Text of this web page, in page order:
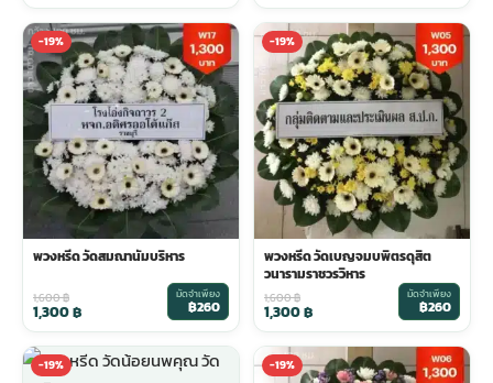
-19%
พวงหรีด วัดสมณานัมบริหาร
1,600฿
1,300฿
มัดจำเพียง
฿260
-19%
พวงหรีด วัดเบญจมบพิตรดุสิต
วนารามราชวรวิหาร
1,600฿
1,300฿
มัดจำเพียง
฿260
-19% -19%